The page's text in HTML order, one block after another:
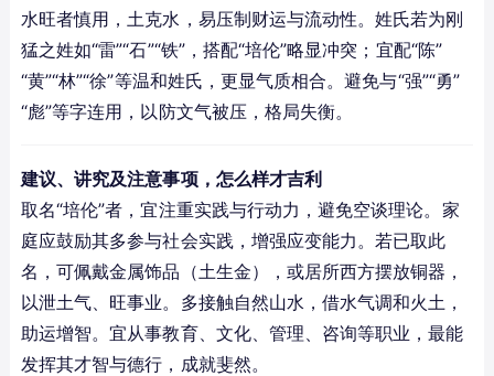
水旺者慎用，土克水，易压制财运与流动性。姓氏若为刚
猛之姓如“雷”“石”“铁”，搭配“培伦”略显冲突；宜配“陈”
“黄”“林”“徐”等温和姓氏，更显气质相合。避免与“强”“勇”
“彪”等字连用，以防文气被压，格局失衡。
建议、讲究及注意事项，怎么样才吉利
取名“培伦”者，宜注重实践与行动力，避免空谈理论。家
庭应鼓励其多参与社会实践，增强应变能力。若已取此
名，可佩戴金属饰品（土生金），或居所西方摆放铜器，
以泄土气、旺事业。多接触自然山水，借水气调和火土，
助运增智。宜从事教育、文化、管理、咨询等职业，最能
发挥其才智与德行，成就斐然。